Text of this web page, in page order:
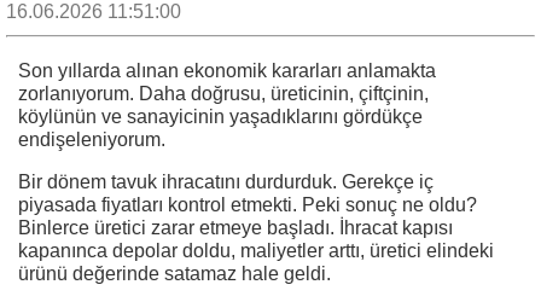
16.06.2026 11:51:00
Son yıllarda alınan ekonomik kararları anlamakta
zorlanıyorum. Daha doğrusu, üreticinin, çiftçinin,
köylünün ve sanayicinin yaşadıklarını gördükçe
endişeleniyorum.
Bir dönem tavuk ihracatını durdurduk. Gerekçe iç
piyasada fiyatları kontrol etmekti. Peki sonuç ne oldu?
Binlerce üretici zarar etmeye başladı. İhracat kapısı
kapanınca depolar doldu, maliyetler arttı, üretici elindeki
ürünü değerinde satamaz hale geldi.